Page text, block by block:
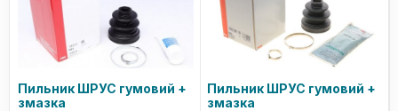
Пильник ШРУС гумовий +
змазка
Пильник ШРУС гумовий +
змазка